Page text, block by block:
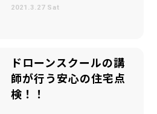
2021.3.27 Sat
ドローンスクールの講
師が行う安心の住宅点
検！！